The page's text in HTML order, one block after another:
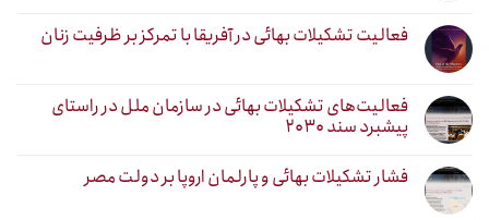
فعالیت تشکیلات بهائی در آفریقا با تمرکز بر ظرفیت زنان
فعالیت‌های تشکیلات بهائی در سازمان ملل در راستای
پیشبرد سند ۲۰۳۰
فشار تشکیلات بهائی و پارلمان اروپا بر دولت مصر